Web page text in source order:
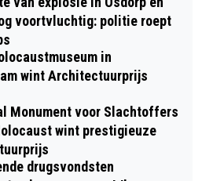
voortvluchtig: politie roept
in
wint Architectuurprijs
Monument voor Slachtoffers
wint prestigieuze
drugsvondsten